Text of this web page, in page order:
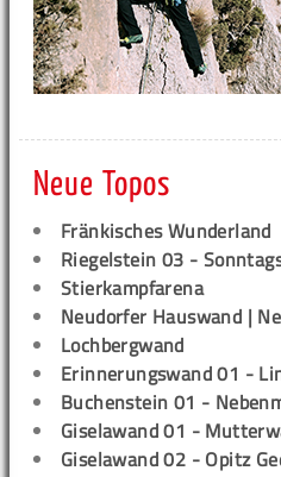
Neue Topos
Fränkisches Wunderland
Riegelstein 03 -
Stierkampfarena
Neudorfer Hauswand |
Lochbergwand
Erinnerungswand 01 -
Buchenstein 01 -
Giselawand 01 -
Giselawand 02 - Opitz